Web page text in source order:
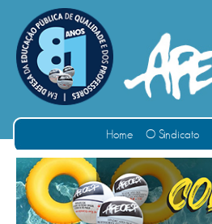
Home O Sindicato